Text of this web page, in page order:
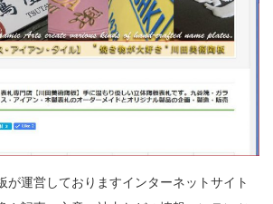
が運営しておりますインターネットサイト